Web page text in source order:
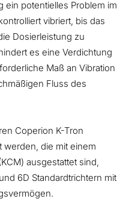
ein potentielles Problem im
vibriert, bis das
Dosierleistung zu
es eine Verdichtung
Maß an Vibration
Fluss des
Coperion K-Tron
werden, die mit einem
ausgestattet sind,
6D Standardtrichtern mit